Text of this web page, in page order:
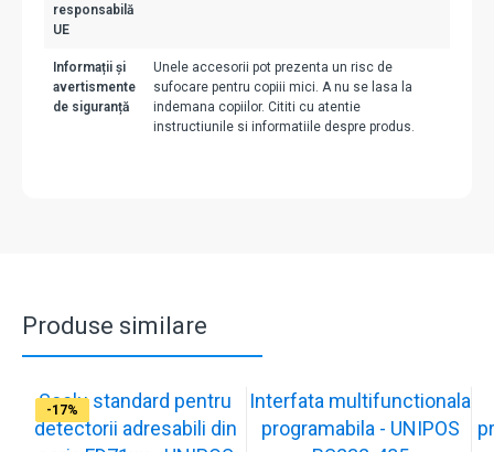
responsabilă
UE
Informații și
avertismente
de siguranță
Unele accesorii pot prezenta un risc de
sufocare pentru copiii mici. A nu se lasa la
indemana copiilor. Cititi cu atentie
instructiunile si informatiile despre produs.
Produse similare
-17%
Soclu standard pentru
detectorii adresabili din
-17%
Interfata multifunctionala
programabila - UNIPOS
-17%
-17%
-23%
-17%
-18%
-29%
-17%
-17%